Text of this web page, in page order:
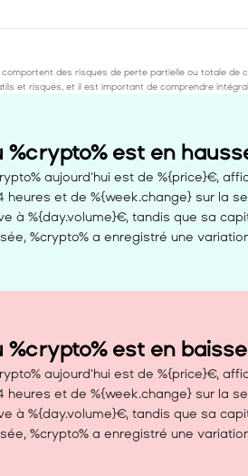
des risques de perte partielle ou totale de
et risqués, et il est important de comprendre
%crypto% est en
aujourd'hui est de %{price}€,
heures et de %{week.change} sur la
à %{day.volume}€, tandis que sa
%crypto% a enregistré une
%crypto% est en
aujourd'hui est de %{price}€,
heures et de %{week.change} sur la
à %{day.volume}€, tandis que sa
%crypto% a enregistré une